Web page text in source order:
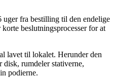
uger fra bestilling til den endelige
beslutningsprocesser for at
lavet til lokalet. Herunder den
disk, rumdeler stativerne,
podierne.